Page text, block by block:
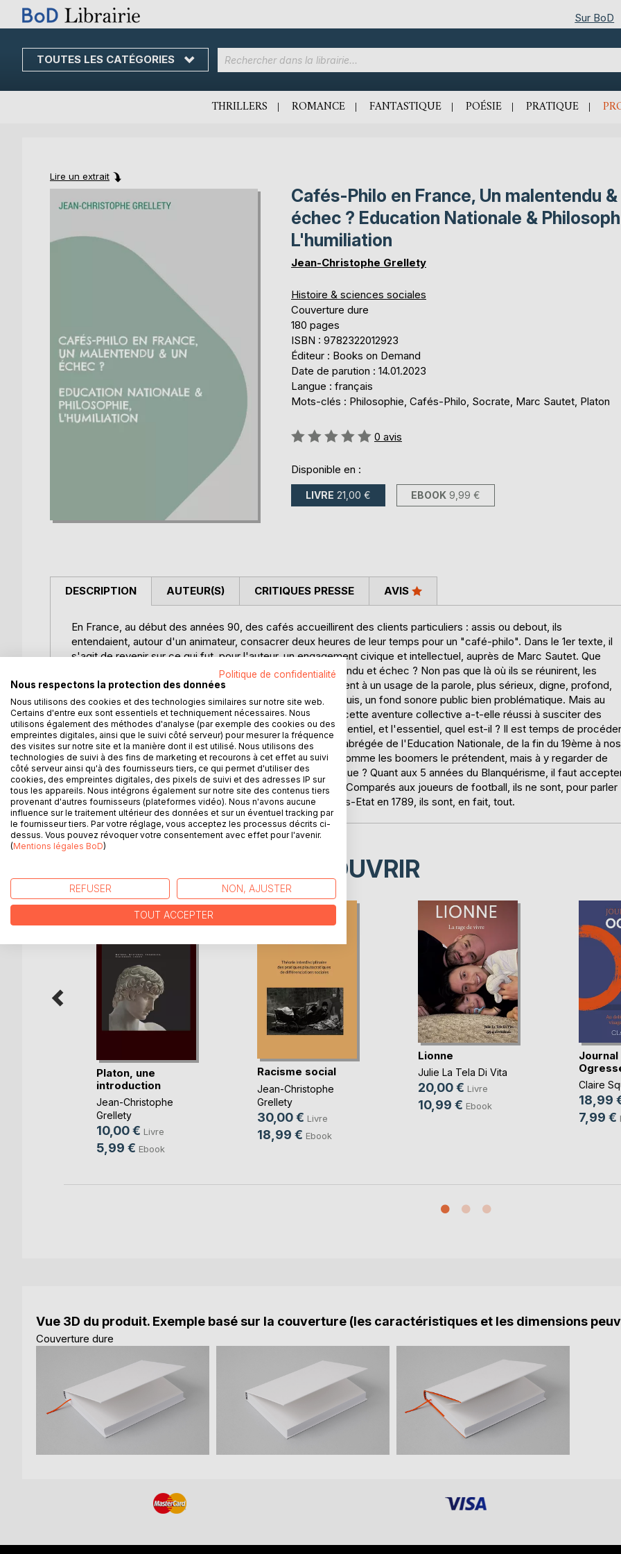
Sur BoD
TOUTES LES CATÉGORIES
Skip
Content
THRILLERS ROMANCE FANTASTIQUE POÉSIE PRATIQUE
Lire un extrait
to
end
to
beginning
Cafés-Philo en France, Un malentendu &
échec ? Education Nationale &
L'humiliation
Jean-Christophe Grellety
Histoire & sciences sociales
Couverture dure
180 pages
ISBN : 9782322012923
Éditeur : Books on Demand
Date de parution : 14.01.2023
Langue : français
Mots-clés : Philosophie, Cafés-Philo, Socrate, Marc Sautet, Platon
Évaluation:
0 avis
Disponible en :
LIVRE 21,00 € EBOOK 9,99 €
DESCRIPTION
En France, au début des années 90, des cafés accueillirent des clients particuliers : assis ou debout, ils
entendaient, autour d'un animateur, consacrer deux heures de leur temps pour un "café-philo". Dans le 1er texte, il
s'agit de revenir sur ce qui fut, pour l'auteur, un engagement civique et intellectuel, auprès de Marc Sautet. Que
s'est-il passé et pourquoi, selon l'auteur, il y a eu, malentendu et échec ? Non pas que là où ils se réunirent, les
présents n'eurent aucune réussite : les cafés-philo incitaient à un usage de la parole, plus sérieux, digne, profond,
que des jours de médias de commentaires, devenus, depuis, un fond sonore public bien problématique. Mais au
regard de la référence socratique comme platonicienne, cette aventure collective a-t-elle réussi à susciter des
dialogues civiques inédits et influents, qui touchent à l'essentiel, et l'essentiel, quel est-il ? Il est temps de procéder
à un bilan critique. Le second texte propose une Histoire abrégée de l'Education Nationale, de la fin du 19ème à nos
jours. De loin, les choses paraissent avoir été idylliques, comme les boomers le prétendent, mais à y regarder de
plus près... Comment l'Etat a-t-il conçu l'instruction publique ? Quant aux 5 années du Blanquérisme, il faut
que les yeux saignent. Oui, les professeurs sont humiliés. Comparés aux joueurs de football, ils ne sont, pour parler
un langage présidentiel, "rien". Et pourtant, comme le Tiers-Etat en 1789, ils sont, en fait, tout.
AUTEUR(S) CRITIQUES PRESSE AVIS
D’AUTRES TITRES À DÉCOUVRIR
Platon, une
introduction
Jean-Christophe
Grellety
10,00 € Livre
5,99 € Ebook
Racisme social
Jean-Christophe
Grellety
30,00 € Livre
18,99 € Ebook
Lionne
Julie La Tela Di Vita
20,00 € Livre
10,99 € Ebook
Claire
18,99
7,99 €
Vue 3D du produit. Exemple basé sur la couverture (les caractéristiques et les dimensions
Couverture dure
Politique de confidentialité
Nous respectons la protection des données
Nous utilisons des cookies et des technologies similaires sur notre site web.
Certains d'entre eux sont essentiels et techniquement nécessaires. Nous
utilisons également des méthodes d'analyse (par exemple des cookies ou des
empreintes digitales, ainsi que le suivi côté serveur) pour mesurer la fréquence
des visites sur notre site et la manière dont il est utilisé. Nous utilisons des
technologies de suivi à des fins de marketing et recourons à cet effet au suivi
côté serveur ainsi qu'à des fournisseurs tiers, ce qui permet d'utiliser des
cookies, des empreintes digitales, des pixels de suivi et des adresses IP sur
tous les appareils. Nous intégrons également sur notre site des contenus tiers
provenant d'autres fournisseurs (plateformes vidéo). Nous n'avons aucune
influence sur le traitement ultérieur des données et sur un éventuel tracking par
le fournisseur tiers. Par votre réglage, vous acceptez les processus décrits ci-
dessus. Vous pouvez révoquer votre consentement avec effet pour l'avenir.
(Mentions légales BoD)
REFUSER NON, AJUSTER
TOUT ACCEPTER